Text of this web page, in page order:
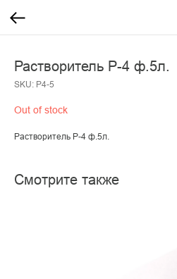
Растворитель Р-4 ф.5л.
SKU: Р4-5
Out of stock
Растворитель Р-4 ф.5л.
Смотрите также